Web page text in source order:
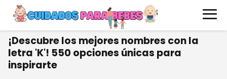
¡Descubre los mejores nombres con la
letra 'K'! 550 opciones únicas para
inspirarte